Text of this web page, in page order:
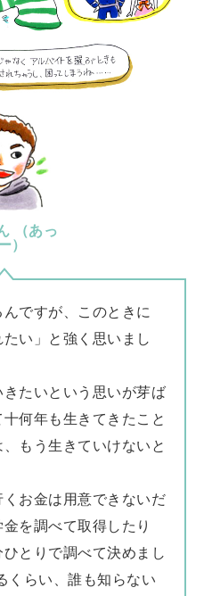
（あっ
）
ですが、このときに
たい」と強く思いまし
たいという思いが芽ば
何年も生きてきたこと
もう生きていけないと
お金は用意できないだ
を調べて取得したり
とりで調べて決めまし
くらい、誰も知らない